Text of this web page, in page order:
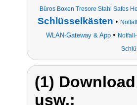
Büros Boxen Tresore Stahl Safes
Schlüsselkästen •
WLAN-Gateway & App•
(1)
usw.: